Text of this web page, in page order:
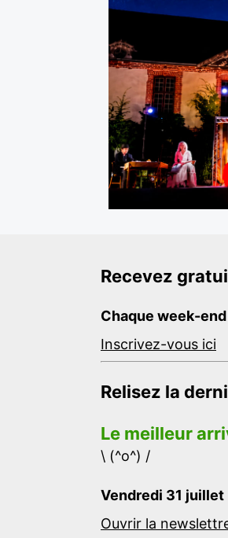
Recevez
Chaque week-end
Inscrivez-vous ici
Relisez la
Le meilleur
\ (^o^) /
Vendredi 31 juillet
Ouvrir la